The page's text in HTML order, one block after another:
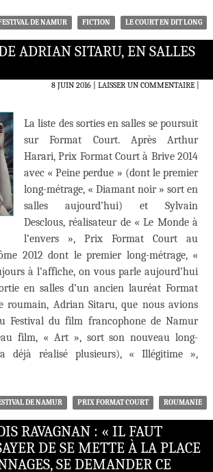
DE NAMUR FICTION LE COURT EN DIT LONG
ADRIAN SITARU, EN SALLES
8 JUIN 2016 LAISSER UN COMMENTAIRE|
La liste des sorties en salles se poursuit
sur Format Court. Après Arthur
Harari, Prix Format Court à Brive 2014
avec « Peine perdue » (dont le premier
long-métrage, « Diamant noir » sort en
salles aujourd’hui) et Sylvain
Desclous, réalisateur de « Le Monde à
l’envers », Prix Format Court au
2012 dont le premier long-métrage, «
à l’affiche, on vous parle aujourd’hui
en salles d’un ancien lauréat Format
roumain, Adrian Sitaru, que nous avions
Festival du film francophone de Namur
film, « Art », sort son nouveau long-
déjà réalisé plusieurs), « Illégitime »,
DE NAMUR PRIX FORMAT COURT ROUMANIE
RAVAGNAN : « IL FAUT
DE SE METTE À LA PLACE
SE DEMANDER CE